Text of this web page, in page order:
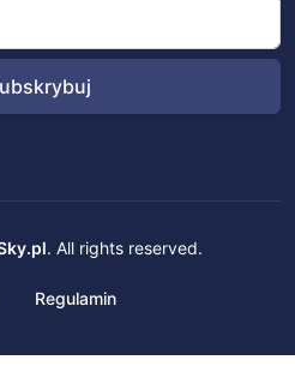
. All rights reserved.
Regulamin